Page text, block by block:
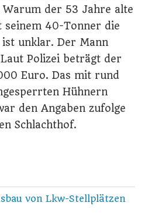
Warum der 53 Jahre alte
seinem 40-Tonner die
unklar. Der Mann
Polizei beträgt der
Euro. Das mit rund
Hühnern
den Angaben zufolge
Schlachthof.
von Lkw-Stellplätzen